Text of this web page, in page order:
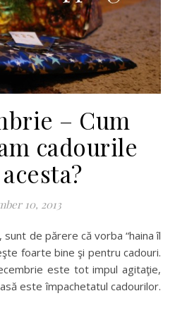
– Cum
cadourile
10, 2013
foarte bine şi pentru cadouri.
este tot impul agitaţie,
este împachetatul cadourilor.